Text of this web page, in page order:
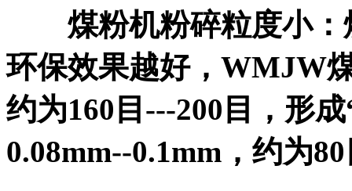
煤粉机粉碎粒度小：
环保效果越好，WMJW
约为160目---200目，形
0.08mm--0.1mm，约为